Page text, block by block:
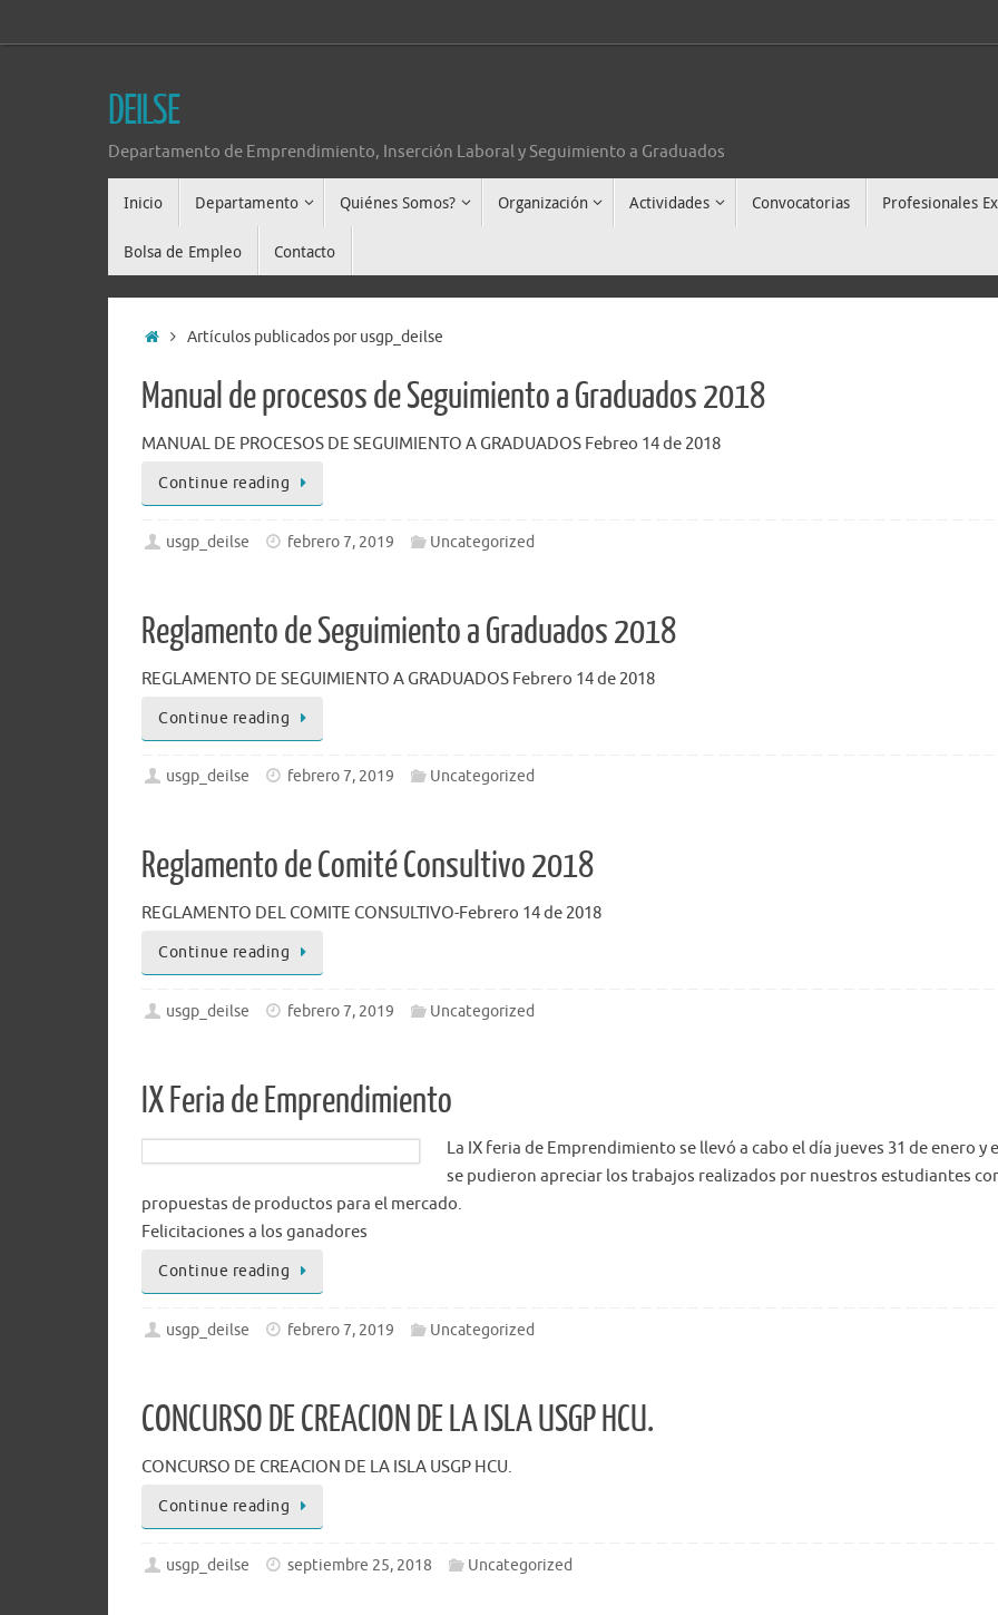
DEILSE
Departamento de Emprendimiento, Inserción Laboral y Seguimiento a Graduados
Inicio Departamento Quiénes Somos? Organización Actividades Convocatorias Profesionales
Bolsa de Empleo Contacto
Artículos publicados por usgp_deilse
Manual de procesos de Seguimiento a Graduados 2018
MANUAL DE PROCESOS DE SEGUIMIENTO A GRADUADOS Febreo 14 de 2018
Continue reading
usgp_deilse febrero 7, 2019 Uncategorized
Reglamento de Seguimiento a Graduados 2018
REGLAMENTO DE SEGUIMIENTO A GRADUADOS Febrero 14 de 2018
Continue reading
usgp_deilse febrero 7, 2019 Uncategorized
Reglamento de Comité Consultivo 2018
REGLAMENTO DEL COMITE CONSULTIVO-Febrero 14 de 2018
Continue reading
usgp_deilse febrero 7, 2019 Uncategorized
IX Feria de Emprendimiento
La IX feria de Emprendimiento se llevó a cabo el día jueves 31 de enero y
se pudieron apreciar los trabajos realizados por nuestros estudiantes
propuestas de productos para el mercado.
Felicitaciones a los ganadores
Continue reading
usgp_deilse febrero 7, 2019 Uncategorized
CONCURSO DE CREACION DE LA ISLA USGP HCU.
CONCURSO DE CREACION DE LA ISLA USGP HCU.
Continue reading
usgp_deilse septiembre 25, 2018 Uncategorized